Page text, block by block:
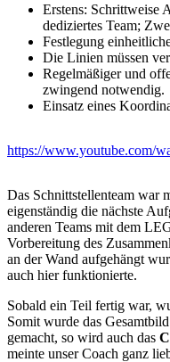
Erstens: Schrittweise
dediziertes Team;
Festlegung
Die Linien müssen
Regelmäßiger und
zwingend notwendig.
Einsatz eines
https://www.youtube.com/
Das Schnittstellenteam war
eigenständig die nächste
anderen Teams mit dem
Vorbereitung des
an der Wand aufgehängt
auch hier funktionierte.
Sobald ein Teil fertig war,
Somit wurde das
gemacht, so wird auch das
meinte unser Coach ganz